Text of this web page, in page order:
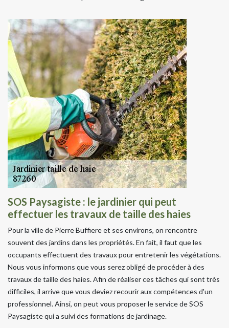
SOS Paysagiste : le jardinier qui peut
effectuer les travaux de taille des haies
Pour la ville de Pierre Buffiere et ses environs, on rencontre
souvent des jardins dans les propriétés. En fait, il faut que les
occupants effectuent des travaux pour entretenir les végétations.
Nous vous informons que vous serez obligé de procéder à des
travaux de taille des haies. Afin de réaliser ces tâches qui sont très
difficiles, il arrive que vous deviez recourir aux compétences d'un
professionnel. Ainsi, on peut vous proposer le service de SOS
Paysagiste qui a suivi des formations de jardinage.